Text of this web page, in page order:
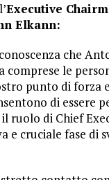
Executive
Elkann:
che
comprese le
punto di forza
di essere
ruolo di Chief
e cruciale fase di